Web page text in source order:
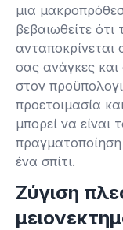
μια
βεβαιωθείτε ότι
ανταποκρίνεται
σας ανάγκες και
στον
προετοιμασία
μπορεί να
ένα σπίτι.
Ζύγιση